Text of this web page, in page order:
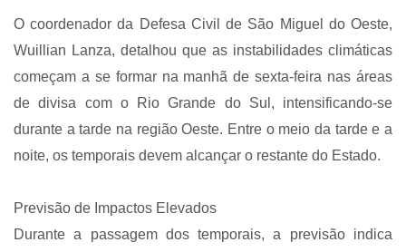
O coordenador da Defesa Civil de São Miguel do Oeste,
Wuillian Lanza, detalhou que as instabilidades climáticas
começam a se formar na manhã de sexta-feira nas áreas
de divisa com o Rio Grande do Sul, intensificando-se
durante a tarde na região Oeste. Entre o meio da tarde e a
noite, os temporais devem alcançar o restante do Estado.
Previsão de Impactos Elevados
Durante a passagem dos temporais, a previsão indica